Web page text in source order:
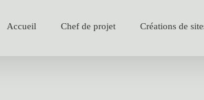
Accueil Chef de projet Créations de